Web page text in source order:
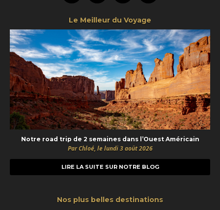
Le Meilleur du Voyage
Notre road trip de 2 semaines dans l’Ouest Américain
Par Chloé, le lundi 3 août 2026
LIRE LA SUITE SUR NOTRE BLOG
Nos plus belles destinations